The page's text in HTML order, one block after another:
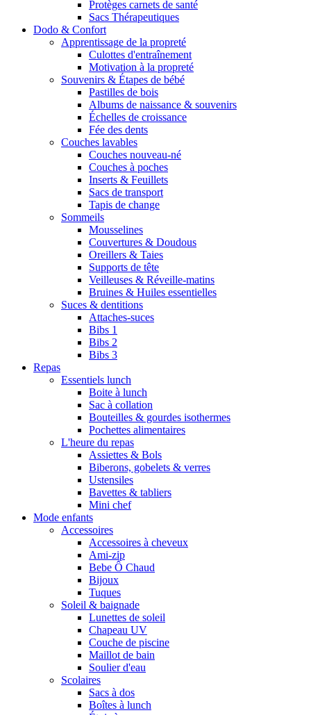
Protèges carnets de santé
Sacs Thérapeutiques
Dodo & Confort
Apprentissage de la propreté
Culottes d'entraînement
Motivation à la propreté
Souvenirs & Étapes de bébé
Pastilles de bois
Albums de naissance & souvenirs
Échelles de croissance
Fée des dents
Couches lavables
Couches nouveau-né
Couches à poches
Inserts & Feuillets
Sacs de transport
Tapis de change
Sommeils
Mousselines
Couvertures & Doudous
Oreillers & Taies
Supports de tête
Veilleuses & Réveille-matins
Bruines & Huiles essentielles
Suces & dentitions
Attaches-suces
Bibs 1
Bibs 2
Bibs 3
Repas
Essentiels lunch
Boite à lunch
Sac à collation
Bouteilles & gourdes isothermes
Pochettes alimentaires
L'heure du repas
Assiettes & Bols
Biberons, gobelets & verres
Ustensiles
Bavettes & tabliers
Mini chef
Mode enfants
Accessoires
Accessoires à cheveux
Ami-zip
Bebe Ô Chaud
Bijoux
Tuques
Soleil & baignade
Lunettes de soleil
Chapeau UV
Couche de piscine
Maillot de bain
Soulier d'eau
Scolaires
Sacs à dos
Boîtes à lunch